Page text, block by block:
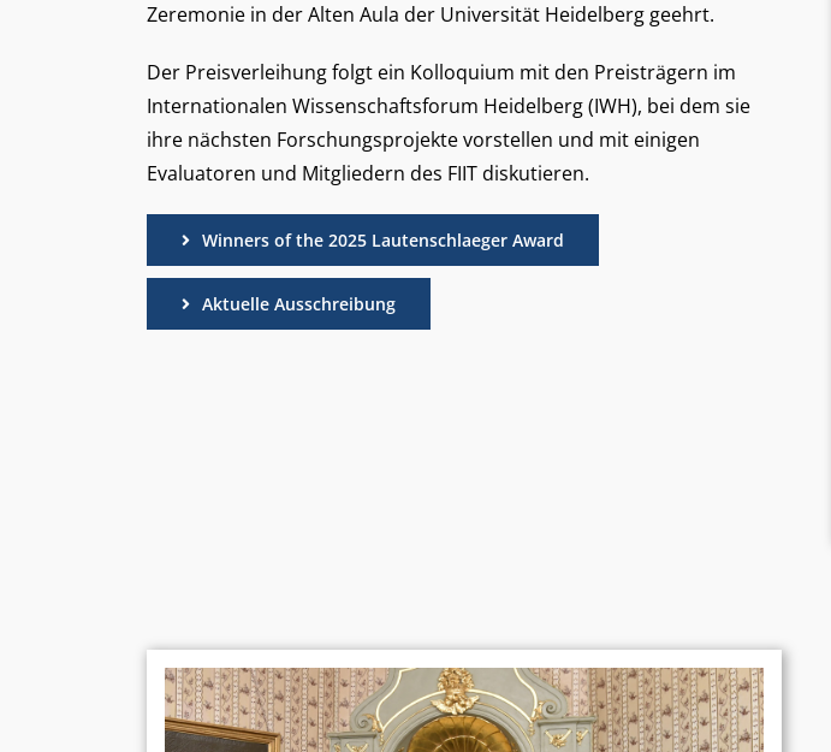
Zeremonie in der Alten Aula der Universität Heidelberg geehrt.
Der Preisverleihung folgt ein Kolloquium mit den Preisträgern im
Internationalen Wissenschaftsforum Heidelberg (IWH), bei dem sie
ihre nächsten Forschungsprojekte vorstellen und mit einigen
Evaluatoren und Mitgliedern des FIIT diskutieren.
Winners of the 2025 Lautenschlaeger Award
Aktuelle Ausschreibung